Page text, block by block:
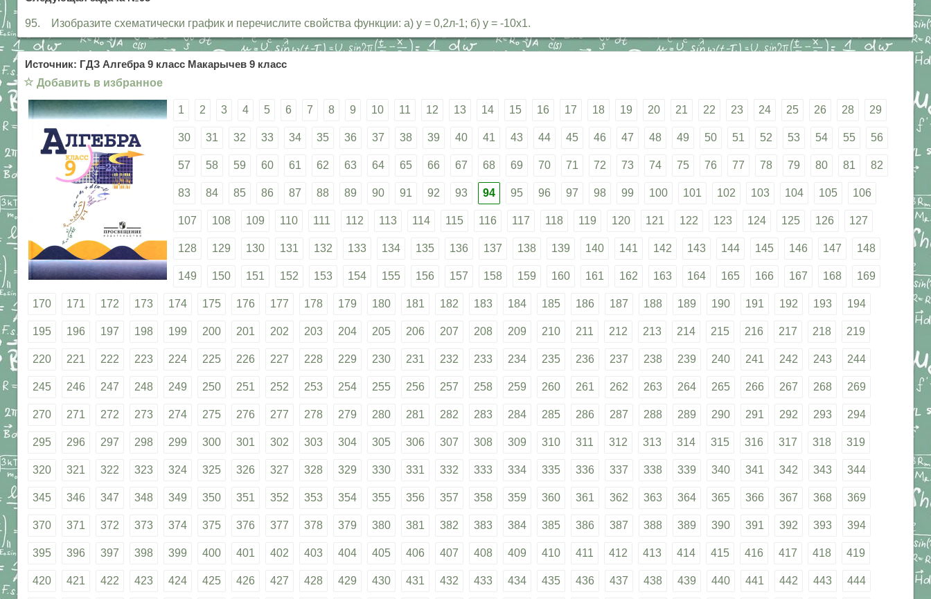
95. Изобразите схематически график и перечислите свойства функции: а) у = 0,2л-1; б) у = -10х1.
Источник: ГДЗ Алгебра 9 класс Макарычев 9 класс
☆ Добавить в избранное
1 2 3 4 5 6 7 8 9 10 11 12 13 14 15 16 17 18 19 20 21 22 23 24 25 26 28 29
30 31 32 33 34 35 36 37 38 39 40 41 43 44 45 46 47 48 49 50 51 52 53 54 55 56
57 58 59 60 61 62 63 64 65 66 67 68 69 70 71 72 73 74 75 76 77 78 79 80 81 82
83 84 85 86 87 88 89 90 91 92 93 94 95 96 97 98 99 100 101 102 103 104 105 106
107 108 109 110 111 112 113 114 115 116 117 118 119 120 121 122 123 124 125 126 127
128 129 130 131 132 133 134 135 136 137 138 139 140 141 142 143 144 145 146 147 148
149 150 151 152 153 154 155 156 157 158 159 160 161 162 163 164 165 166 167 168 169
170 171 172 173 174 175 176 177 178 179 180 181 182 183 184 185 186 187 188 189 190 191 192 193 194
195 196 197 198 199 200 201 202 203 204 205 206 207 208 209 210 211 212 213 214 215 216 217 218 219
220 221 222 223 224 225 226 227 228 229 230 231 232 233 234 235 236 237 238 239 240 241 242 243 244
245 246 247 248 249 250 251 252 253 254 255 256 257 258 259 260 261 262 263 264 265 266 267 268 269
270 271 272 273 274 275 276 277 278 279 280 281 282 283 284 285 286 287 288 289 290 291 292 293 294
295 296 297 298 299 300 301 302 303 304 305 306 307 308 309 310 311 312 313 314 315 316 317 318 319
320 321 322 323 324 325 326 327 328 329 330 331 332 333 334 335 336 337 338 339 340 341 342 343 344
345 346 347 348 349 350 351 352 353 354 355 356 357 358 359 360 361 362 363 364 365 366 367 368 369
370 371 372 373 374 375 376 377 378 379 380 381 382 383 384 385 386 387 388 389 390 391 392 393 394
395 396 397 398 399 400 401 402 403 404 405 406 407 408 409 410 411 412 413 414 415 416 417 418 419
420 421 422 423 424 425 426 427 428 429 430 431 432 433 434 435 436 437 438 439 440 441 442 443 444